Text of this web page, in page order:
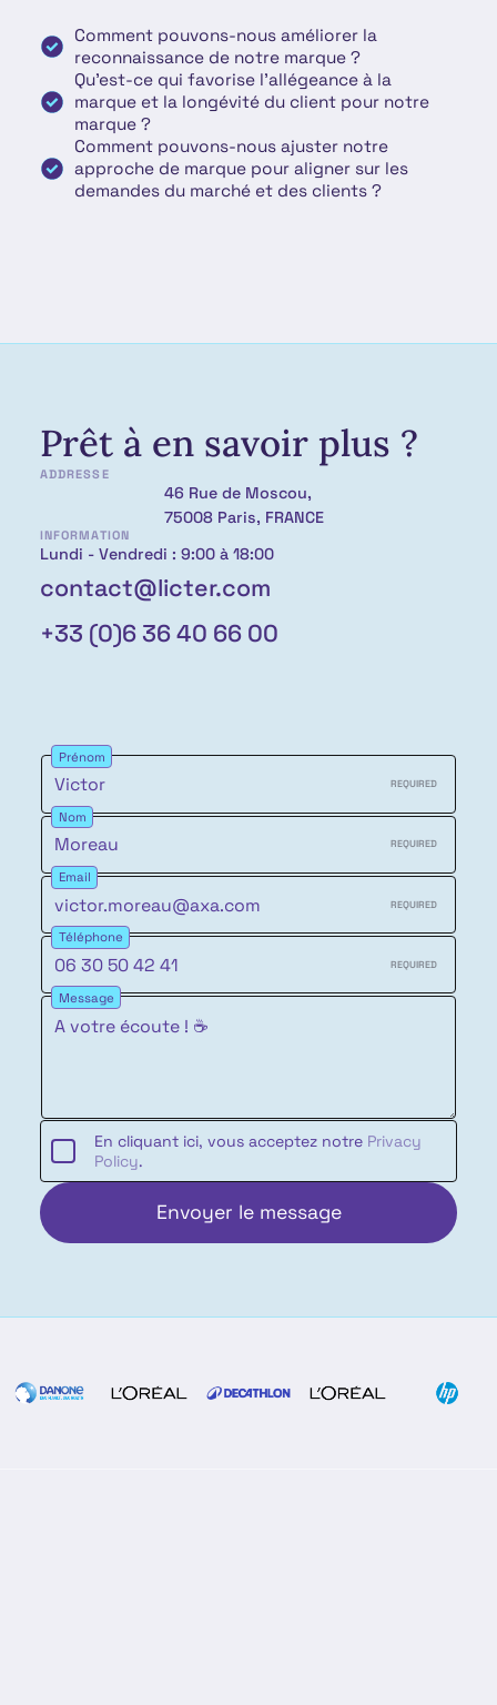
Comment pouvons-nous améliorer la
reconnaissance de notre marque ?
Qu'est-ce qui favorise l'allégeance à la
marque et la longévité du client pour notre
marque ?
Comment pouvons-nous ajuster notre
approche de marque pour aligner sur les
demandes du marché et des clients ?
Prêt à en savoir plus ?
ADDRESSE
46 Rue de Moscou,
75008 Paris, FRANCE
INFORMATION
Lundi - Vendredi : 9:00 à 18:00
contact@licter.com
+33 (0)6 36 40 66 00
Prénom
REQUIRED
Nom
REQUIRED
Email
REQUIRED
Téléphone
REQUIRED
Message
En cliquant ici, vous acceptez notre Privacy
Policy.